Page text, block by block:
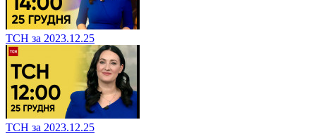
ТСН за 2023.12.25
ТСН за 2023.12.25